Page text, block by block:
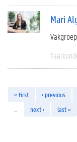
Mari
« first ‹ previous
next › last »